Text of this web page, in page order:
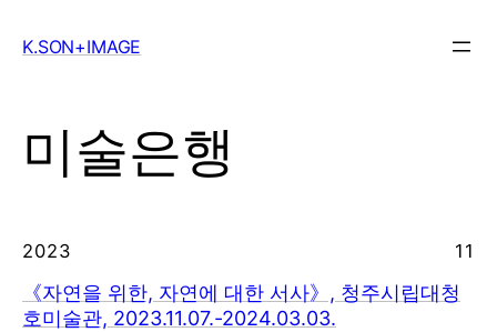
K.SON+IMAGE
미술은행
2023 11
《자연을 위한, 자연에 대한 서사》, 청주시립대청
호미술관, 2023.11.07.-2024.03.03.